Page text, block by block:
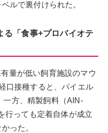
ルで裏付けられた。
る「食事+プロバイオテ
量が低い飼育施設のマウ
口接種すると、パイエル
一方、精製飼料（AIN-
行っても定着自体が成立
った。